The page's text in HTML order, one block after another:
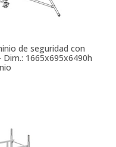
de seguridad con
1665x695x6490h